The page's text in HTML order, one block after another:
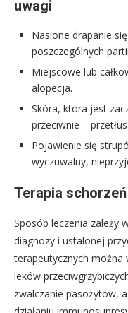
uwagi
Nasione drapanie
poszczególnych
Miejscowe lub
alopecja.
Skóra, która jest
przeciwnie –
Pojawienie się
wyczuwalny,
Terapia
Sposób leczenia zależy
diagnozy i ustalonej
terapeutycznych
leków
zwalczanie pasożytów,